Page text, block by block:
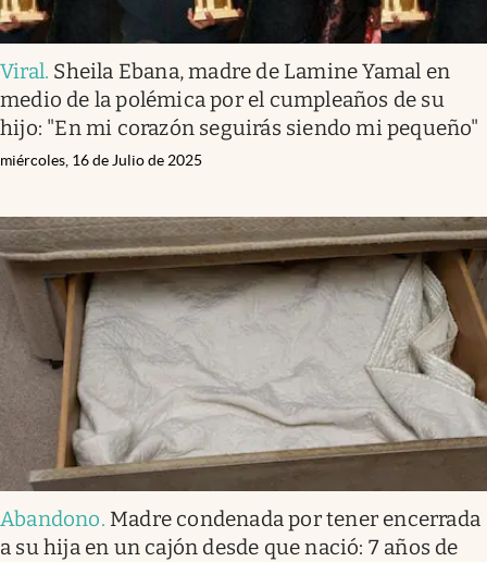
Viral. Sheila Ebana, madre de Lamine Yamal en
medio de la polémica por el cumpleaños de su
hijo: "En mi corazón seguirás siendo mi pequeño"
miércoles, 16 de Julio de 2025
Abandono. Madre condenada por tener encerrada
a su hija en un cajón desde que nació: 7 años de